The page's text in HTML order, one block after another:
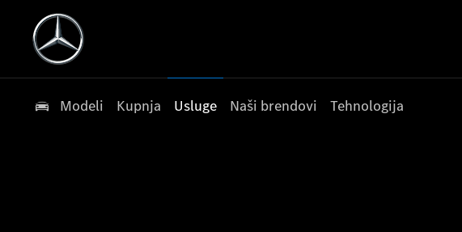
Modeli Kupnja Usluge Naši brendovi Tehnologija